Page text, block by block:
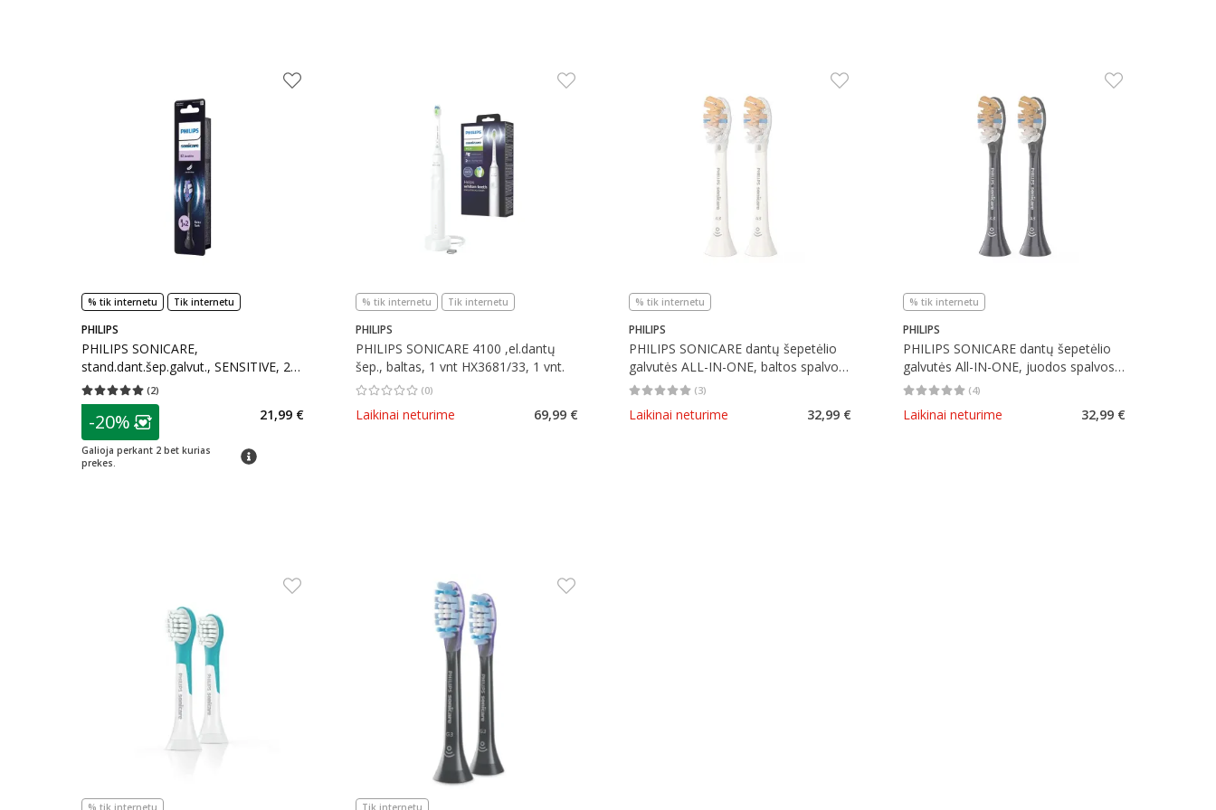
% tik internetu Tik internetu
PHILIPS
PHILIPS SONICARE,
stand.dant.šep.galvut., SENSITIVE, 2
vnt, juodos HX6052/88, 2 vnt.
(2)
Vidutinis įvertinimas 5.00
patarimas
Lojalumo klubo narių nuolaida
-20%
Galioja perkant 2 bet kurias
prekes.
patarimas
21,99 €
% tik internetu Tik internetu
PHILIPS
PHILIPS SONICARE 4100 ,el.dantų
šep., baltas, 1 vnt HX3681/33, 1 vnt.
(0)
Vidutinis įvertinimas 0.00
Laikinai neturime 69,99 €
% tik internetu
PHILIPS
PHILIPS SONICARE dantų šepetėlio
galvutės ALL-IN-ONE, baltos spalvos,
2 vnt.
(3)
Vidutinis įvertinimas 5.00
Laikinai neturime 32,99 €
% tik internetu
PHILIPS
PHILIPS SONICARE dantų šepetėlio
galvutės All-IN-ONE, juodos spalvos,
2 vnt.
(4)
Vidutinis įvertinimas 5.00
Laikinai neturime 32,99 €
% tik internetu Tik internetu